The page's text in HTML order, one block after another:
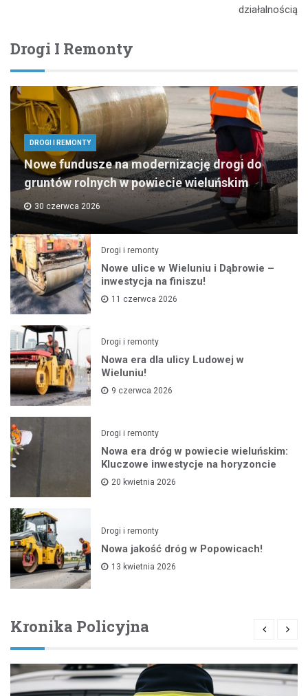
działalnością
Drogi I Remonty
DROGI I REMONTY
Nowe fundusze na modernizację drogi do
gruntów rolnych w powiecie wieluńskim
30 czerwca 2026
Drogi i remonty
Nowe ulice w Wieluniu i Dąbrowie –
inwestycja na finiszu!
11 czerwca 2026
Drogi i remonty
Nowa era dla ulicy Ludowej w
Wieluniu!
9 czerwca 2026
Drogi i remonty
Nowa era dróg w powiecie wieluńskim:
Kluczowe inwestycje na horyzoncie
20 kwietnia 2026
Drogi i remonty
Nowa jakość dróg w Popowicach!
13 kwietnia 2026
Kronika Policyjna